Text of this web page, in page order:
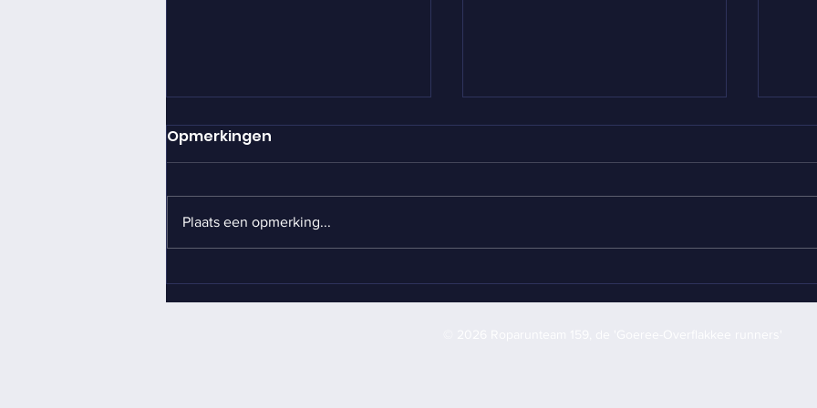
Team 159 haalt
€40.159,34 op voor de
📰Persbericht: Sport
Lokaal houdt
Opmerkingen
Plaats een opmerking...